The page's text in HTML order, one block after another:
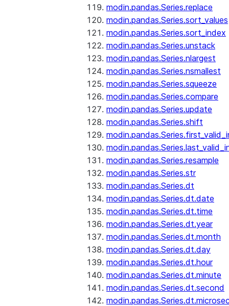
modin.pandas.Series.replace
modin.pandas.Series.sort_values
modin.pandas.Series.sort_index
modin.pandas.Series.unstack
modin.pandas.Series.nlargest
modin.pandas.Series.nsmallest
modin.pandas.Series.squeeze
modin.pandas.Series.compare
modin.pandas.Series.update
modin.pandas.Series.shift
modin.pandas.Series.resample
modin.pandas.Series.str
modin.pandas.Series.dt
modin.pandas.Series.dt.date
modin.pandas.Series.dt.time
modin.pandas.Series.dt.year
modin.pandas.Series.dt.month
modin.pandas.Series.dt.day
modin.pandas.Series.dt.hour
modin.pandas.Series.dt.minute
modin.pandas.Series.dt.second